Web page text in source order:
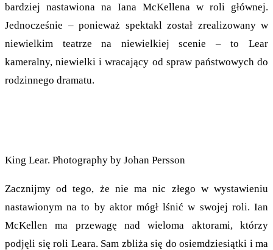
bardziej nastawiona na Iana McKellena w roli głównej.
Jednocześnie – ponieważ spektakl został zrealizowany w
niewielkim teatrze na niewielkiej scenie – to Lear
kameralny, niewielki i wracający od spraw państwowych do
rodzinnego dramatu.
King Lear. Photography by Johan Persson
Zacznijmy od tego, że nie ma nic złego w wystawieniu
nastawionym na to by aktor mógł lśnić w swojej roli. Ian
McKellen ma przewagę nad wieloma aktorami, którzy
podjęli się roli Leara. Sam zbliża się do osiemdziesiątki i ma